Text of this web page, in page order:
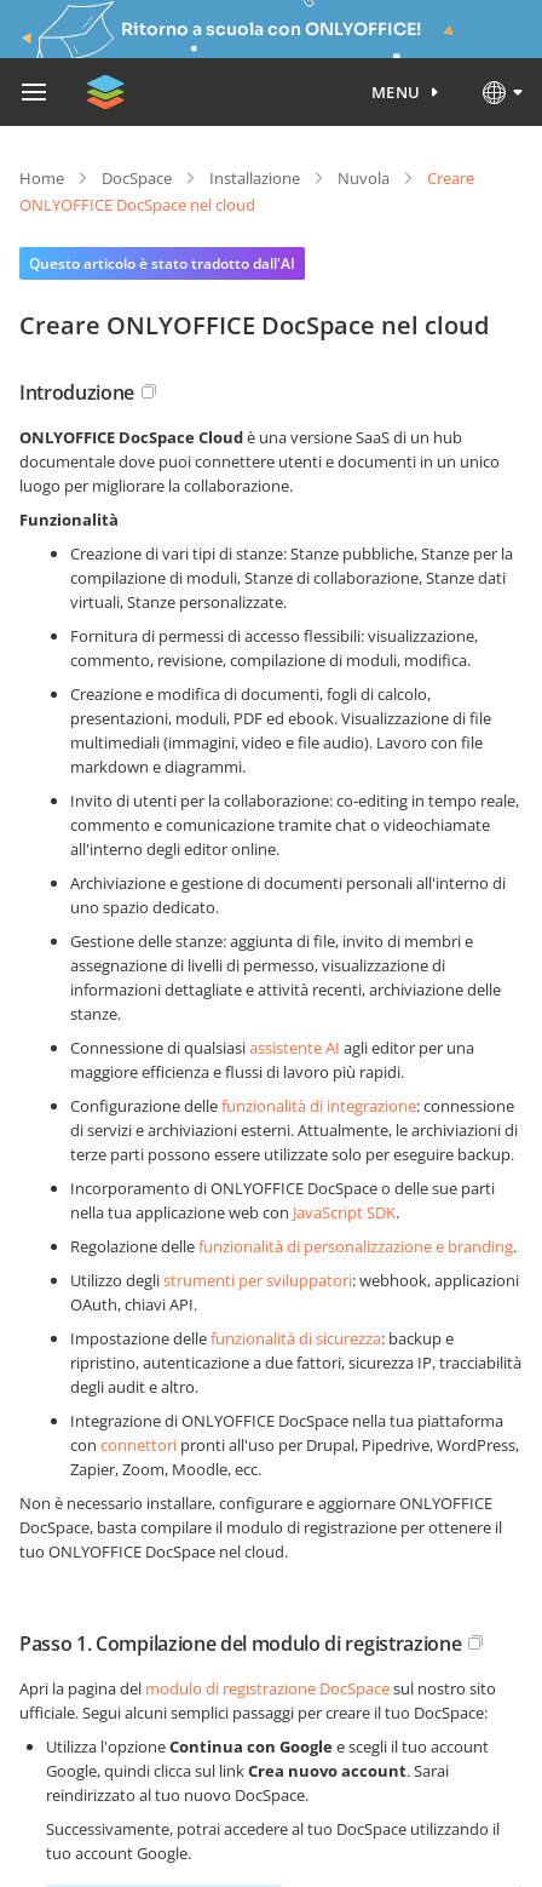
Ritorno a scuola con ONLYOFFICE!
MENU
Home DocSpace Installazione Nuvola
Creare
ONLYOFFICE DocSpace nel cloud
Questo articolo è stato tradotto dall'AI
Creare ONLYOFFICE DocSpace nel cloud
Introduzione
ONLYOFFICE DocSpace Cloudè una versione SaaS di un hub
documentale dove puoi connettere utenti e documenti in un unico
luogo per migliorare la collaborazione.
Funzionalità
Creazione di vari tipi di stanze: Stanze pubbliche, Stanze per la
compilazione di moduli, Stanze di collaborazione, Stanze dati
virtuali, Stanze personalizzate.
Fornitura di permessi di accesso flessibili: visualizzazione,
commento, revisione, compilazione di moduli, modifica.
Creazione e modifica di documenti, fogli di calcolo,
presentazioni, moduli, PDF ed ebook. Visualizzazione di file
multimediali (immagini, video e file audio). Lavoro con file
markdown e diagrammi.
Invito di utenti per la collaborazione: co-editing in tempo reale,
commento e comunicazione tramite chat o videochiamate
all'interno degli editor online.
Archiviazione e gestione di documenti personali all'interno di
uno spazio dedicato.
Gestione delle stanze: aggiunta di file, invito di membri e
assegnazione di livelli di permesso, visualizzazione di
informazioni dettagliate e attività recenti, archiviazione delle
stanze.
Connessione di qualsiasiassistente AI agli editor per una
maggiore efficienza e flussi di lavoro più rapidi.
Configurazione dellefunzionalità di integrazione: connessione
di servizi e archiviazioni esterni. Attualmente, le archiviazioni di
terze parti possono essere utilizzate solo per eseguire backup.
Incorporamento di ONLYOFFICE DocSpace o delle sue parti
nella tua applicazione web con JavaScript SDK.
Regolazione dellefunzionalità di personalizzazione e branding.
Utilizzo deglistrumenti per sviluppatori: webhook, applicazioni
OAuth, chiavi API.
Impostazione dellefunzionalità di sicurezza: backup e
ripristino, autenticazione a due fattori, sicurezza IP, tracciabilità
degli audit e altro.
Integrazione di ONLYOFFICE DocSpace nella tua piattaforma
con connettori pronti all'uso per Drupal, Pipedrive, WordPress,
Zapier, Zoom, Moodle, ecc.
Non è necessario installare, configurare e aggiornare ONLYOFFICE
DocSpace, basta compilare il modulo di registrazione per ottenere il
tuo ONLYOFFICE DocSpace nel cloud.
Passo 1. Compilazione del modulo di registrazione
Apri la pagina del modulo di registrazione DocSpacesul nostro sito
ufficiale. Segui alcuni semplici passaggi per creare il tuo DocSpace:
Utilizza l'opzioneContinua con Googlee scegli il tuo account
Google, quindi clicca sul linkCrea nuovo account. Sarai
reindirizzato al tuo nuovo DocSpace.
Successivamente, potrai accedere al tuo DocSpace utilizzando il
tuo account Google.